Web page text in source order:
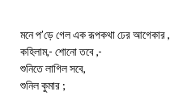
মনে প’ড়ে গেল এক রূপকথা ঢের আগেকার ,
কহিলাম,- শোনো তবে ,-
শুনিতে লাগিল সবে,
শুনিল কুমার ;